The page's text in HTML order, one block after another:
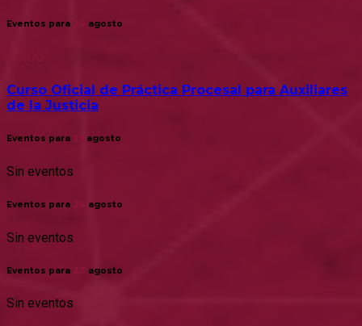
Eventos para agosto
Curso Oficial de Práctica Procesal para Auxiliares
de la Justicia
Eventos para agosto
Sin eventos
Eventos para agosto
Sin eventos
Eventos para agosto
Sin eventos